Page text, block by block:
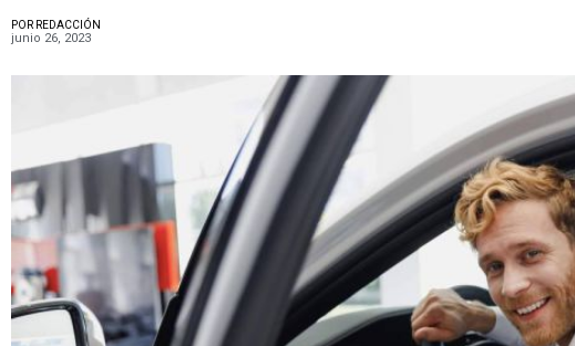
POR REDACCIÓN
junio 26, 2023